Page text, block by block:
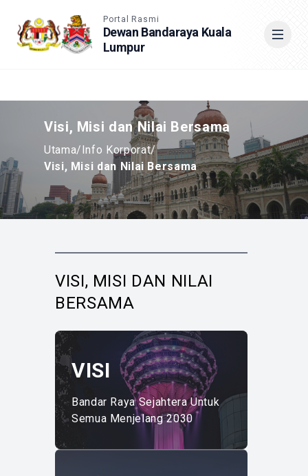
Portal Rasmi
Dewan Bandaraya Kuala
Lumpur
Visi, Misi dan Nilai Bersama
Utama/Info Korporat/
Visi, Misi dan Nilai Bersama
VISI, MISI DAN NILAI
BERSAMA
VISI
Bandar Raya Sejahtera Untuk
Semua Menjelang 2030